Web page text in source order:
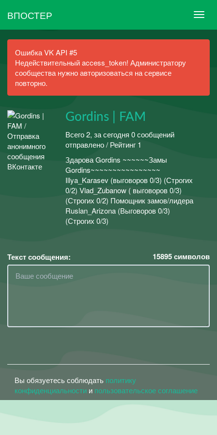
ВПОСТЕР
Ошибка VK API #5
Недействительный access_token! Администратору
сообщества нужно авторизоваться на сервисе
повторно.
Gordins | FAM
Всего 2, за сегодня 0 сообщений
отправлено / Рейтинг 1
Здарова Gordins ~~~~~~Замы
Gordins~~~~~~~~~~~~~~~~
Illya_Karasev (выговоров 0/3) (Строгих
0/2) Vlad_Zubanow ( выговоров 0/3)
(Строгих 0/2) Помощник замов/лидера
Ruslan_Arizona (Выговоров 0/3)
(Строгих 0/3)
Текст сообщения: 15895символов
Вы обязуетесь соблюдать политику
конфиденциальности и пользовательское соглашение